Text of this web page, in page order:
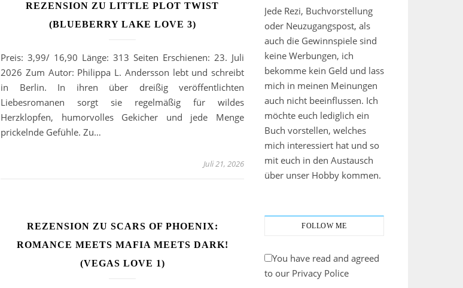
REZENSION ZU LITTLE PLOT TWIST
(BLUEBERRY LAKE LOVE 3)
Preis: 3,99/ 16,90 Länge: 313 Seiten Erschienen: 23. Juli
2026 Zum Autor: Philippa L. Andersson lebt und schreibt
in Berlin. In ihren über dreißig veröffentlichten
Liebesromanen sorgt sie regelmäßig für wildes
Herzklopfen, humorvolles Gekicher und jede Menge
prickelnde Gefühle. Zu…
Juli 21, 2026
REZENSION ZU SCARS OF PHOENIX:
ROMANCE MEETS MAFIA MEETS DARK!
(VEGAS LOVE 1)
Jede Rezi, Buchvorstellung
oder Neuzugangspost, als
auch die Gewinnspiele sind
keine Werbungen, ich
bekomme kein Geld und lass
mich in meinen Meinungen
auch nicht beeinflussen. Ich
möchte euch lediglich ein
Buch vorstellen, welches
mich interessiert hat und so
mit euch in den Austausch
über unser Hobby kommen.
FOLLOW ME
You have read and agreed
to our Privacy Police